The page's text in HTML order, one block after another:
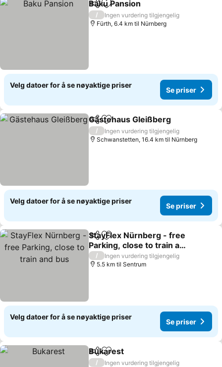
Del Legg til i favoritter
Baku Pansion
/
Ingen vurdering tilgjengelig
Fürth, 6.4 km til Nürnberg
Velg datoer for å se nøyaktige priser
Se priser
Del Legg til i favoritter
Gästehaus Gleißberg
/
Ingen vurdering tilgjengelig
Schwanstetten, 16.4 km til Nürnberg
Velg datoer for å se nøyaktige priser
Se priser
Del Legg til i favoritter
StayFlex Nürnberg - free
Parking, close to train and
bus
Se priser
/
Ingen vurdering tilgjengelig
5.5 km til Sentrum
Velg datoer for å se nøyaktige priser
Se priser
Del Legg til i favoritter
Bukarest
/
Ingen vurdering tilgjengelig